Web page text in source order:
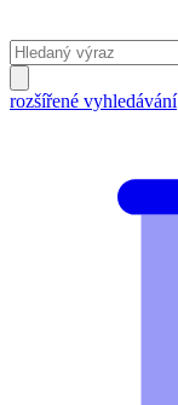
rozšířené vyhledávání